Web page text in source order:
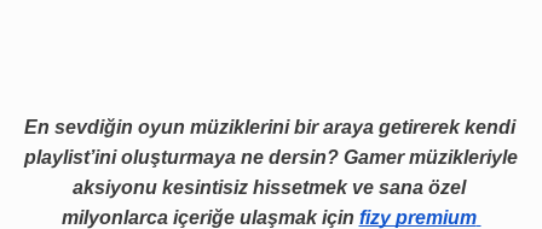
En sevdiğin oyun müziklerini bir araya getirerek kendi
playlist’ini oluşturmaya ne dersin? Gamer müzikleriyle
aksiyonu kesintisiz hissetmek ve sana özel
milyonlarca içeriğe ulaşmak için fizy premium